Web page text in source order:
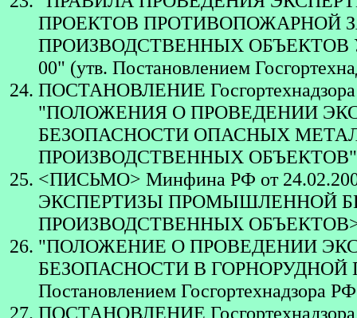
ПРОЕКТОВ
ПРОИЗВОДСТВЕННЫХ ОБЪЕКТОВ
00" (утв. Постановлением
ПОСТАНОВЛЕНИЕ
"ПОЛОЖЕНИЯ О ПРОВЕДЕНИИ
БЕЗОПАСНОСТИ ОПАСНЫХ
ПРОИЗВОДСТВЕННЫХ ОБЪЕКТОВ"
<ПИСЬМО> Минфина РФ от
ЭКСПЕРТИЗЫ ПРОМЫШЛЕННОЙ
ПРОИЗВОДСТВЕННЫХ
"ПОЛОЖЕНИЕ О ПРОВЕДЕНИИ
БЕЗОПАСНОСТИ В ГОРНОРУДНОЙ
Постановлением Госгортехнадзора
ПОСТАНОВЛЕНИЕ